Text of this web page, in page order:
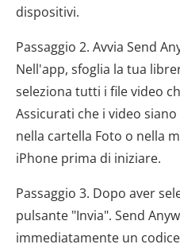
dispositivi.
Passaggio 2. Avvia Send
Nell'app, sfoglia la tua
seleziona tutti i file video
Assicurati che i video
nella cartella Foto o nella
iPhone prima di iniziare.
Passaggio 3. Dopo aver
pulsante "Invia". Send
immediatamente un